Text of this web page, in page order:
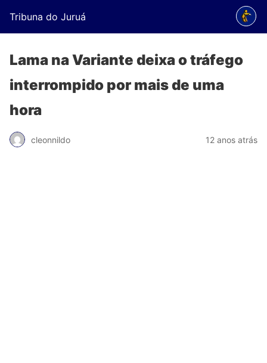
Tribuna do Juruá
Lama na Variante deixa o tráfego
interrompido por mais de uma
hora
cleonnildo 12 anos atrás